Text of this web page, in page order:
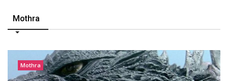
Mothra
Mothra